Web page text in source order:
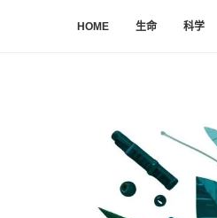
HOME 生命 科学